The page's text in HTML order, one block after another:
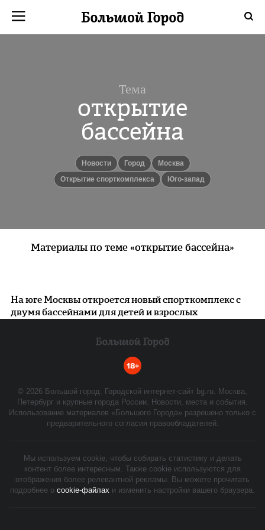
Тема
открытие
бассейна
новости город
Москва
открытие спорткомплекса
юго-запад
Материалы по теме «открытие бассейна»
На юге Москвы откроется новый спорткомплекс с
двумя бассейнами для детей и взрослых
18+
© 2026 Большой город. Городской интернет-сайт bg.ru. Москва,
Петербург и крупные города России. Новости, места и события.
Использование материалов «Большого Города» разрешено только с
предварительного согласия правообладателей.
Мы используем cookie, чтобы собирать статистику и делать
контент более интересным. Также cookie используются для
отображения более релевантной рекламы. Вы можете прочитать
подробнее о cookie-файлах и изменить настройки вашего браузера.